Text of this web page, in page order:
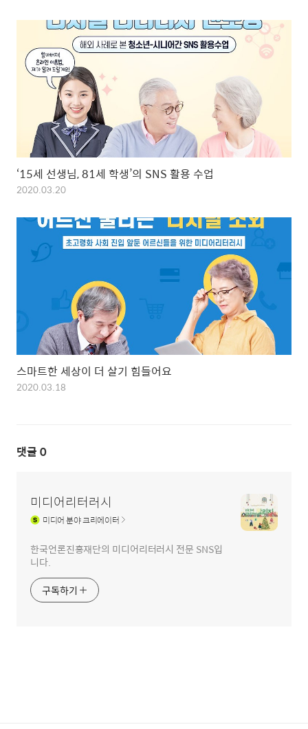
‘15세 선생님, 81세 학생’의 SNS 활용 수업
2020.03.20
스마트한 세상이 더 살기 힘들어요
2020.03.18
댓글 0
미디어리터러시
미디어분야 크리에이터
한국언론진흥재단의 미디어리터러시 전문 SNS입
니다.
구독하기